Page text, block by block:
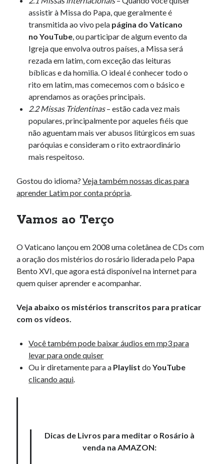
assistir à Missa do Papa, que geralmente é
transmitida ao vivo pela página do Vaticano
no YouTube, ou participar de algum evento da
Igreja que envolva outros países, a Missa será
rezada em latim, com exceção das leituras
bíblicas e da homilia. O ideal é conhecer todo o
rito em latim, mas comecemos com o básico e
aprendamos as orações principais.
2.2 Missas Tridentinas– estão cada vez mais
populares, principalmente por aqueles fiéis que
não aguentam mais ver abusos litúrgicos em suas
paróquias e consideram o rito extraordinário
mais respeitoso.
Gostou do idioma?Veja também nossas dicas para
aprender Latim por conta própria.
Vamos ao Terço
O Vaticano lançou em 2008 uma coletânea de CDs com
a oração dos mistérios do rosário liderada pelo Papa
Bento XVI, que agora está disponível na internet para
quem quiser aprender e acompanhar.
Veja abaixo os mistérios transcritos para praticar
com os vídeos.
Você também pode baixar áudios em mp3 para
levar para onde quiser
Ou ir diretamente para a Playlist doYouTube
clicando aqui.
Dicas de Livros para meditar o Rosário à
venda na AMAZON: